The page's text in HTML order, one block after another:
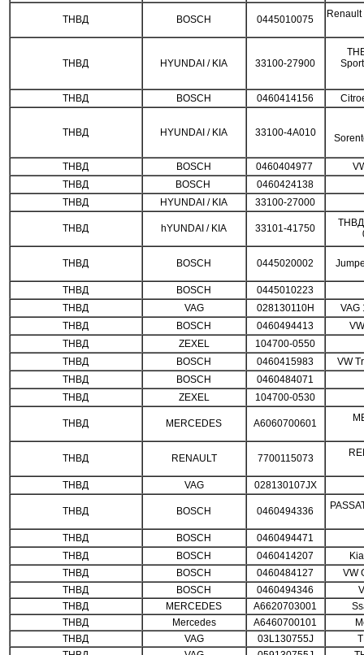
ТНВД BOSCH 0445010075 Renault
ТНВД HYUNDAI / KIA 33100-27900
ТНВД BOSCH 0460414156
ТНВД HYUNDAI / KIA 33100-4A010
ТНВД BOSCH 0460404977
ТНВД
BOSCH
0460424138
ТНВД
HYUNDAI / KIA 33100-27000
ТНВД hYUNDAI / KIA 33101-41750
ТНВД BOSCH 0445020002
ТНВД BOSCH
0445010223
ТНВД
VAG 028130110H
VAG
ТНВД
BOSCH 0460494413
ТНВД
ZEXEL
104700-0550
ТНВД
BOSCH 0460415983
VW
ТНВД
BOSCH
0460484071
ТНВД
ZEXEL 104700-0530
ТНВД MERCEDES A6060700601
ТНВД RENAULT 7700115073
ТНВД VAG 028130107JX
ТНВД BOSCH 0460494336
ТНВД BOSCH
0460494471
ТНВД
BOSCH 0460414207
ТНВД
BOSCH 0460484127
VW
ТНВД
BOSCH 0460494346
ТНВД
MERCEDES A6620703001
ТНВД
Mercedes A6460700101
ТНВД
VAG 03L130755J